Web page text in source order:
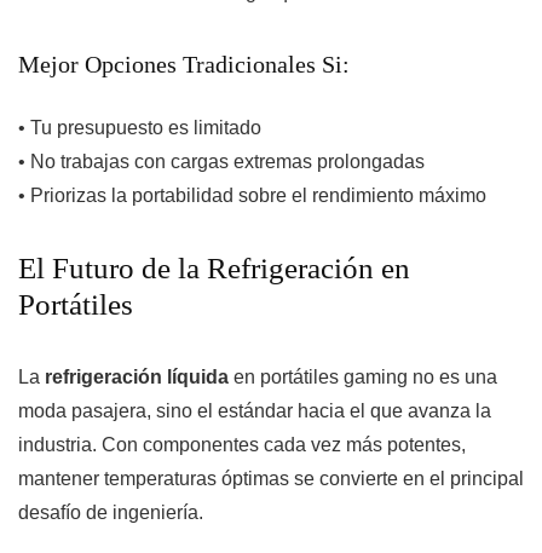
Mejor Opciones Tradicionales Si:
• Tu presupuesto es limitado
• No trabajas con cargas extremas prolongadas
• Priorizas la portabilidad sobre el rendimiento máximo
El Futuro de la Refrigeración en
Portátiles
La refrigeración líquida en portátiles gaming no es una
moda pasajera, sino el estándar hacia el que avanza la
industria. Con componentes cada vez más potentes,
mantener temperaturas óptimas se convierte en el principal
desafío de ingeniería.